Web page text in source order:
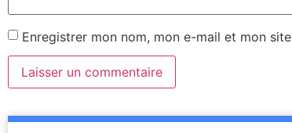
Enregistrer mon nom, mon e-mail et mon